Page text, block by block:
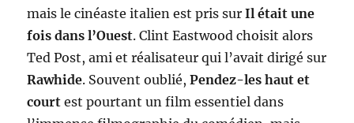
mais le cinéaste italien est pris surIl était une
fois dans l’Ouest. Clint Eastwood choisit alors
Ted Post, ami et réalisateur qui l’avait dirigé sur
Rawhide. Souvent oublié,Pendez-les haut et
court est pourtant un film essentiel dans